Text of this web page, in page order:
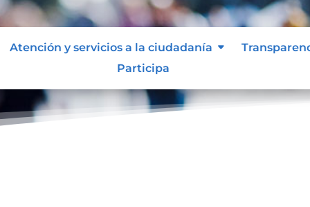
Atención y servicios a la ciudadanía
Participa